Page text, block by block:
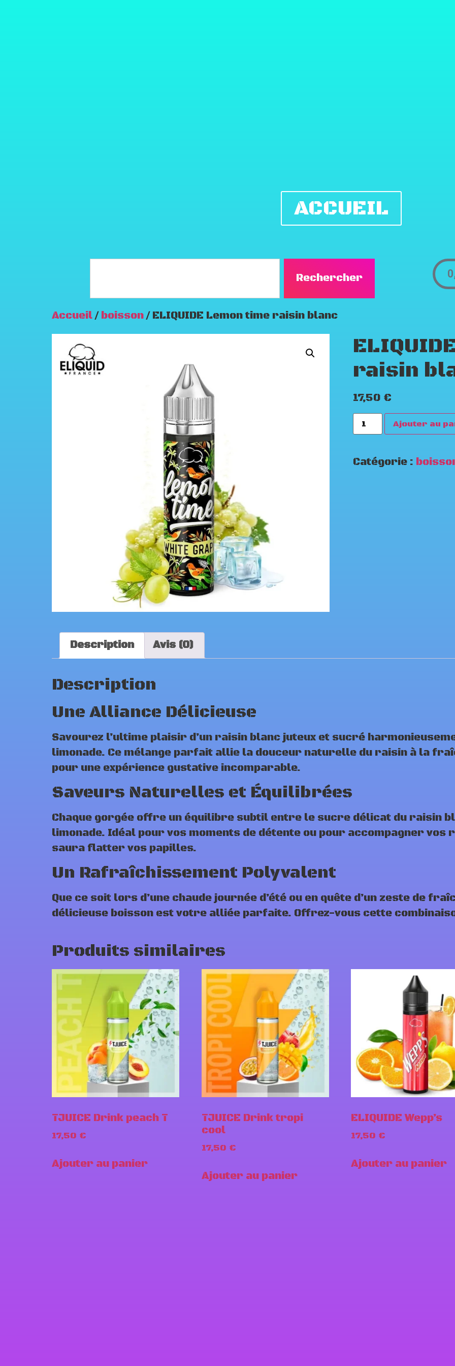
ACCUEIL
Rechercher
Accueil/ boisson/ ELIQUIDE Lemon time raisin blanc
raisin
17,50 €
Ajouter au
Catégorie :
Description Avis (0)
Description
Une Alliance Délicieuse
Savourez l’ultime plaisir d’un raisin blanc juteux et sucré
limonade. Ce mélange parfait allie la douceur naturelle du raisin à la
pour une expérience gustative incomparable.
Saveurs Naturelles et Équilibrées
Chaque gorgée offre un équilibre subtil entre le sucre délicat du raisin
limonade. Idéal pour vos moments de détente ou pour accompagner
saura flatter vos papilles.
Un Rafraîchissement Polyvalent
Que ce soit lors d’une chaude journée d’été ou en quête d’un zeste de
délicieuse boisson est votre alliée parfaite. Offrez-vous cette
Produits similaires
TJUICE Drink peach T
17,50 €
Ajouter au panier
TJUICE Drink tropi
cool
17,50 €
Ajouter au panier
ELIQUIDE Wepp’s
17,50 €
Ajouter au panier